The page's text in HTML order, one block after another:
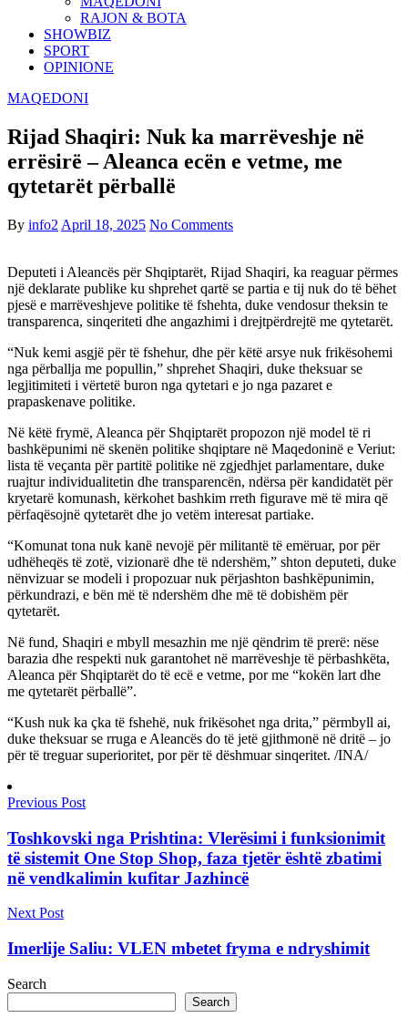
RAJON & BOTA
SHOWBIZ
SPORT
OPINIONE
MAQEDONI
Rijad Shaqiri: Nuk ka marrëveshje në
errësirë – Aleanca ecën e vetme, me
qytetarët përballë
By info2 April 18, 2025 No Comments
Deputeti i Aleancës për Shqiptarët, Rijad Shaqiri, ka reaguar përmes
një deklarate publike ku shprehet qartë se partia e tij nuk do të bëhet
pjesë e marrëveshjeve politike të fshehta, duke vendosur theksin te
transparenca, sinqeriteti dhe angazhimi i drejtpërdrejtë me qytetarët.
“Nuk kemi asgjë për të fshehur, dhe për këtë arsye nuk frikësohemi
nga përballja me popullin,” shprehet Shaqiri, duke theksuar se
legjitimiteti i vërtetë buron nga qytetari e jo nga pazaret e
prapaskenave politike.
Në këtë frymë, Aleanca për Shqiptarët propozon një model të ri
bashkëpunimi në skenën politike shqiptare në Maqedoninë e Veriut:
lista të veçanta për partitë politike në zgjedhjet parlamentare, duke
ruajtur individualitetin dhe transparencën, ndërsa për kandidatët për
kryetarë komunash, kërkohet bashkim rreth figurave më të mira që
përfaqësojnë qytetarët dhe jo vetëm interesat partiake.
“Komunat tona nuk kanë nevojë për militantë të emëruar, por për
udhëheqës të zotë, vizionarë dhe të ndershëm,” shton deputeti, duke
nënvizuar se modeli i propozuar nuk përjashton bashkëpunimin,
përkundrazi, e bën më të ndershëm dhe më të dobishëm për
qytetarët.
Në fund, Shaqiri e mbyll mesazhin me një qëndrim të prerë: nëse
barazia dhe respekti nuk garantohet në marrëveshje të përbashkëta,
Aleanca për Shqiptarët do të ecë e vetme, por me “kokën lart dhe
me qytetarët përballë”.
“Kush nuk ka çka të fshehë, nuk frikësohet nga drita,” përmbyll ai,
duke theksuar se rruga e Aleancës do të jetë gjithmonë në dritë – jo
për të treguar superioritet, por për të dëshmuar sinqeritet. /INA/
Previous Post
Toshkovski nga Prishtina: Vlerësimi i funksionimit
të sistemit One Stop Shop, faza tjetër është zbatimi
në vendkalimin kufitar Jazhincë
Next Post
Imerlije Saliu: VLEN mbetet fryma e ndryshimit
Search
Search